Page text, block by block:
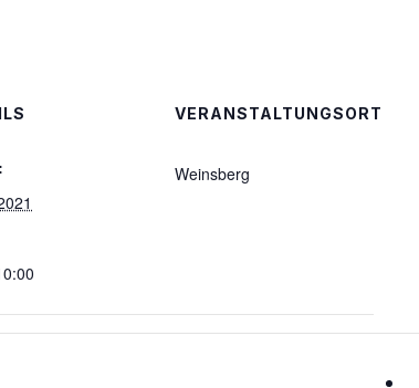
VERANSTALTUNGSORT
Weinsberg